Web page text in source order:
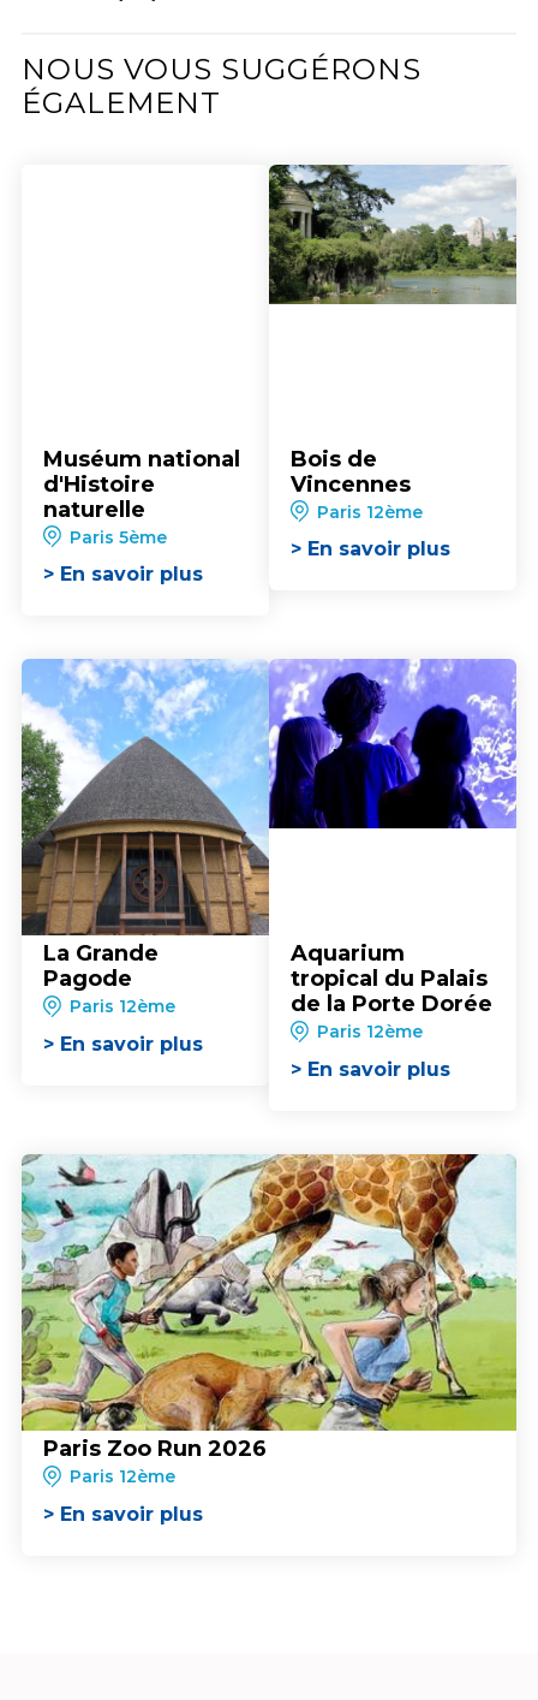
NOUS VOUS SUGGÉRONS
ÉGALEMENT
Muséum national
d'Histoire
naturelle
Paris 5ème
> En savoir plus
Bois de
Vincennes
Paris 12ème
> En savoir plus
La Grande
Pagode
Paris 12ème
> En savoir plus
Aquarium
tropical du Palais
de la Porte Dorée
Paris 12ème
> En savoir plus
Paris Zoo Run 2026
Paris 12ème
> En savoir plus